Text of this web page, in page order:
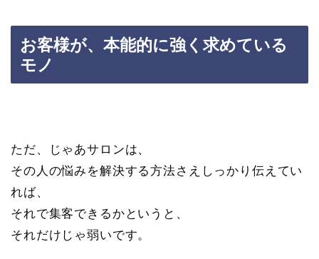
お客様が、本能的に強く求めている
モノ
ただ、じゃあサロンは、
その人の悩みを解決する方法さえしっかり伝えてい
れば、
それで集客できるかというと、
それだけじゃ弱いです。